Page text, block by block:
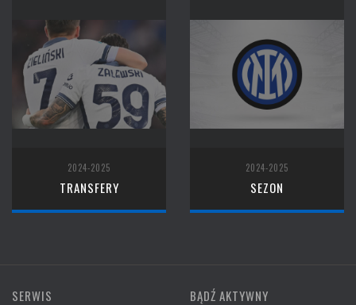
2024-2025
TRANSFERY
2024-2025
SEZON
SERWIS BĄDŹ AKTYWNY